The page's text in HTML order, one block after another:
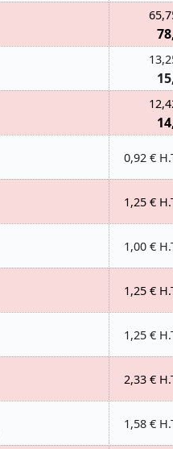
0,92 €
1,25 €
1,00 €
1,25 €
1,25 €
2,33 €
1,58 €